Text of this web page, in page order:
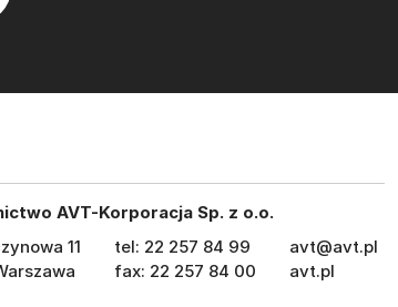
AVT-Korporacja Sp. z o.o.
11
tel: 22 257 84 99
fax: 22 257 84 00
avt@avt.pl
avt.pl